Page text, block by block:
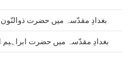
بغدادِ مقدّسہ میں حضرت ذوالنّون
بغدادِ مقدّسہ میں حضرت ابراہیم